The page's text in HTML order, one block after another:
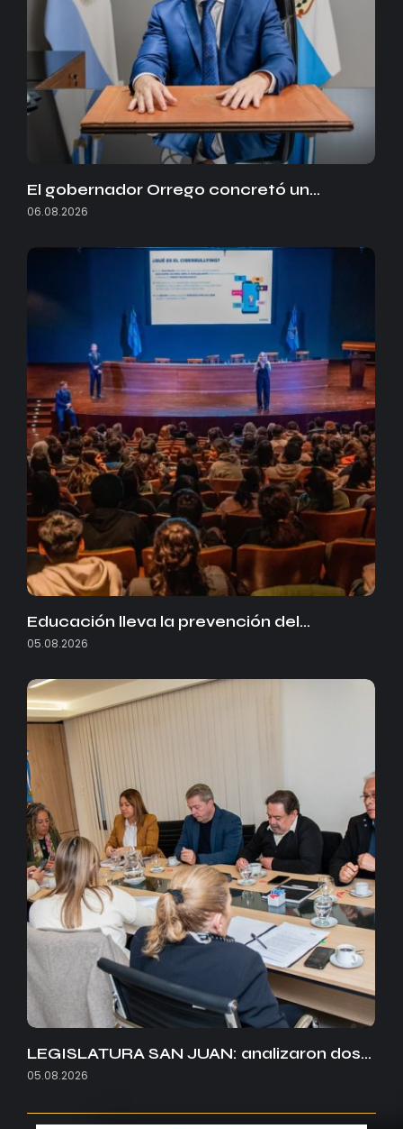
El gobernador Orrego concretó un…
06.08.2026
Educación lleva la prevención del…
05.08.2026
LEGISLATURA SAN JUAN: analizaron dos…
05.08.2026